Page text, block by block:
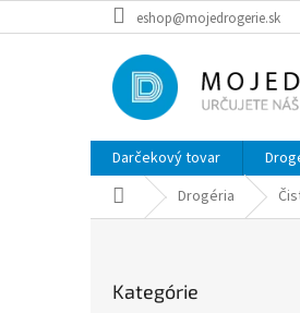
na
eshop@mojedrogerie.sk
Darčekový tovar
DomovDrogéria
kategórie
Kategórie